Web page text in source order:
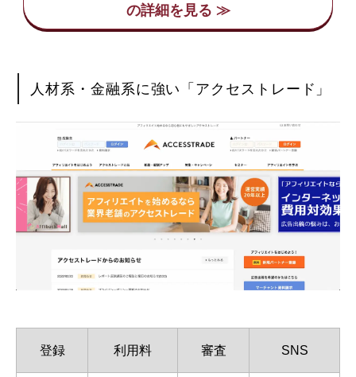
人材系・金融系に強い「アクセストレード」
登録 利用料 審査 SNS